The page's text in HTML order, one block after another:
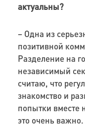
актуальны?
– Одна из
позитивной
Разделение на
независимый
считаю, что
знакомство и
попытки вместе
это очень